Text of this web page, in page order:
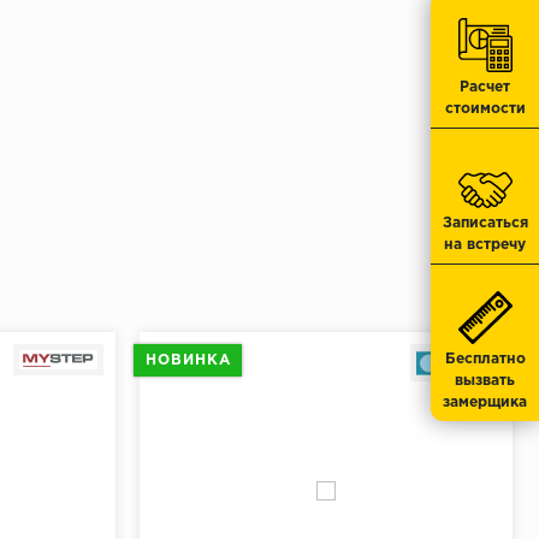
НОВИНКА
Расчет
стоимости
Записаться
на встречу
Бесплатно
вызвать
замерщика